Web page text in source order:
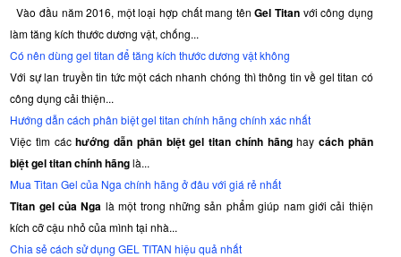
Vào đầu năm 2016, một loại hợp chất mang tênGel Titanvới công dụng
làm tăng kích thước dương vật, chống...
Có nên dùng gel titan để tăng kích thước dương vật không
Với sự lan truyền tin tức một cách nhanh chóng thì thông tin về gel titan có
công dụng cải thiện...
Hướng dẫn cách phân biệt gel titan chính hãng chính xác nhất
Việc tìm cáchướng dẫn phân biệt gel titan chính hãnghay cách phân
biệt gel titan chính hãnglà...
Mua Titan Gel của Nga chính hãng ở đâu với giá rẻ nhất
Titan gel của Nga là một trong những sản phẩm giúp nam giới cải thiện
kích cỡ cậu nhỏ của mình tại nhà...
Chia sẻ cách sử dụng GEL TITAN hiệu quả nhất